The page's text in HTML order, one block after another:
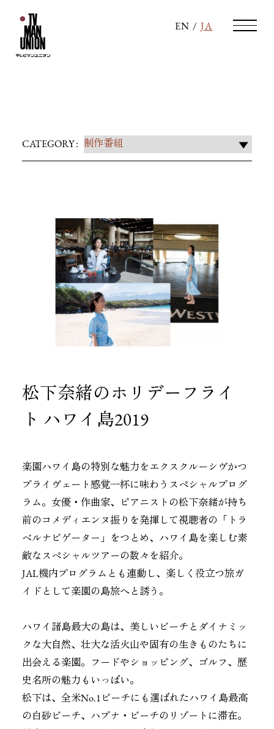
EN / JA
松下奈緒のホリデーフライ
ト ハワイ島2019
楽園ハワイ島の特別な魅力をエクスクルーシヴかつ
プライヴェート感覚一杯に味わうスペシャルプログ
ラム。女優・作曲家、ピアニストの松下奈緒が持ち
前のコメディエンヌ振りを発揮して視聴者の「トラ
ベルナビゲーター」をつとめ、ハワイ島を楽しむ素
敵なスペシャルツアーの数々を紹介。
JAL機内プログラムとも連動し、楽しく役立つ旅ガ
イドとして楽園の島旅へと誘う。
ハワイ諸島最大の島は、美しいビーチとダイナミッ
クな大自然、壮大な活火山や固有の生きものたちに
出会える楽園。フードやショッピング、ゴルフ、歴
史名所の魅力もいっぱい。
松下は、全米No.1ビーチにも選ばれたハワイ島最高
の白砂ビーチ、ハプナ・ビーチのリゾートに滞在。